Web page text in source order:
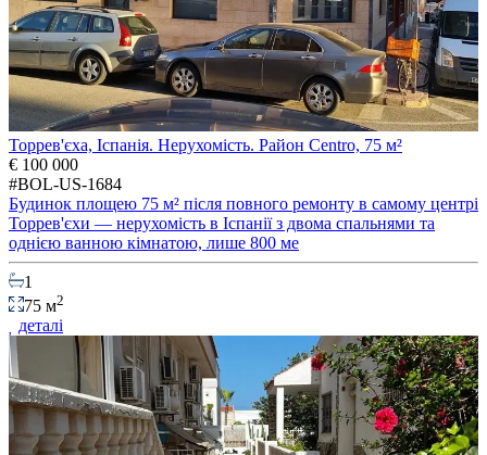
Торрев'єха, Іспанія. Нерухомість. Район Centro, 75 м²
€ 100 000
#BOL-US-1684
Будинок площею 75 м² після повного ремонту в самому центрі
Торрев'єхи — нерухомість в Іспанії з двома спальнями та
однією ванною кімнатою, лише 800 ме
1
75 м2
деталі